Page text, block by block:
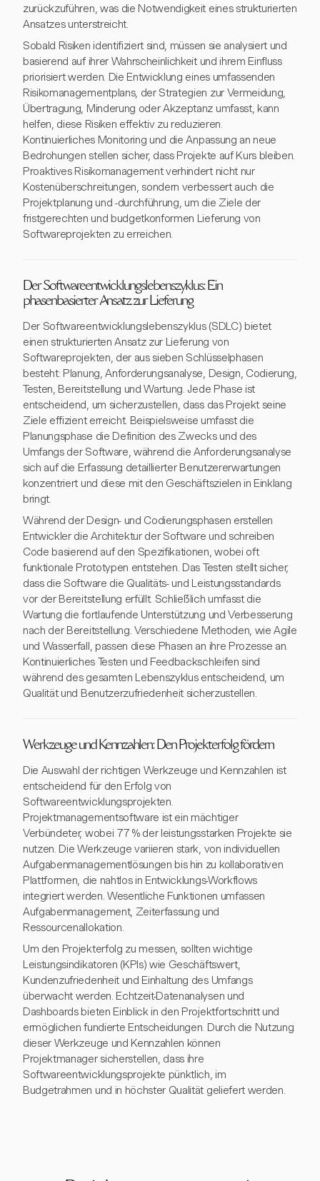
zurückzuführen, was die Notwendigkeit eines strukturierten
Ansatzes unterstreicht.
Sobald Risiken identifiziert sind, müssen sie analysiert und
basierend auf ihrer Wahrscheinlichkeit und ihrem Einfluss
priorisiert werden. Die Entwicklung eines umfassenden
Risikomanagementplans, der Strategien zur Vermeidung,
Übertragung, Minderung oder Akzeptanz umfasst, kann
helfen, diese Risiken effektiv zu reduzieren.
Kontinuierliches Monitoring und die Anpassung an neue
Bedrohungen stellen sicher, dass Projekte auf Kurs bleiben.
Proaktives Risikomanagement verhindert nicht nur
Kostenüberschreitungen, sondern verbessert auch die
Projektplanung und -durchführung, um die Ziele der
fristgerechten und budgetkonformen Lieferung von
Softwareprojekten zu erreichen.
Der Softwareentwicklungslebenszyklus: Ein
phasenbasierter Ansatz zur Lieferung
Der Softwareentwicklungslebenszyklus (SDLC) bietet
einen strukturierten Ansatz zur Lieferung von
Softwareprojekten, der aus sieben Schlüsselphasen
besteht: Planung, Anforderungsanalyse, Design, Codierung,
Testen, Bereitstellung und Wartung. Jede Phase ist
entscheidend, um sicherzustellen, dass das Projekt seine
Ziele effizient erreicht. Beispielsweise umfasst die
Planungsphase die Definition des Zwecks und des
Umfangs der Software, während die Anforderungsanalyse
sich auf die Erfassung detaillierter Benutzererwartungen
konzentriert und diese mit den Geschäftszielen in Einklang
bringt.
Während der Design- und Codierungsphasen erstellen
Entwickler die Architektur der Software und schreiben
Code basierend auf den Spezifikationen, wobei oft
funktionale Prototypen entstehen. Das Testen stellt sicher,
dass die Software die Qualitäts- und Leistungsstandards
vor der Bereitstellung erfüllt. Schließlich umfasst die
Wartung die fortlaufende Unterstützung und Verbesserung
nach der Bereitstellung. Verschiedene Methoden, wie Agile
und Wasserfall, passen diese Phasen an ihre Prozesse an.
Kontinuierliches Testen und Feedbackschleifen sind
während des gesamten Lebenszyklus entscheidend, um
Qualität und Benutzerzufriedenheit sicherzustellen.
Werkzeuge und Kennzahlen: Den Projekterfolg fördern
Die Auswahl der richtigen Werkzeuge und Kennzahlen ist
entscheidend für den Erfolg von
Softwareentwicklungsprojekten.
Projektmanagementsoftware ist ein mächtiger
Verbündeter, wobei 77 % der leistungsstarken Projekte sie
nutzen. Die Werkzeuge variieren stark, von individuellen
Aufgabenmanagementlösungen bis hin zu kollaborativen
Plattformen, die nahtlos in Entwicklungs-Workflows
integriert werden. Wesentliche Funktionen umfassen
Aufgabenmanagement, Zeiterfassung und
Ressourcenallokation.
Um den Projekterfolg zu messen, sollten wichtige
Leistungsindikatoren (KPIs) wie Geschäftswert,
Kundenzufriedenheit und Einhaltung des Umfangs
überwacht werden. Echtzeit-Datenanalysen und
Dashboards bieten Einblick in den Projektfortschritt und
ermöglichen fundierte Entscheidungen. Durch die Nutzung
dieser Werkzeuge und Kennzahlen können
Projektmanager sicherstellen, dass ihre
Softwareentwicklungsprojekte pünktlich, im
Budgetrahmen und in höchster Qualität geliefert werden.